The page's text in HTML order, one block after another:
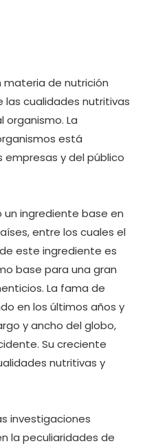
materia de nutrición
cualidades nutritivas
organismo. La
está
y del público
un ingrediente base en
entre los cuales el
este ingrediente es
base para una gran
La fama de
en los últimos años y
y ancho del globo,
Su creciente
nutritivas y
investigaciones
la peculiaridades de